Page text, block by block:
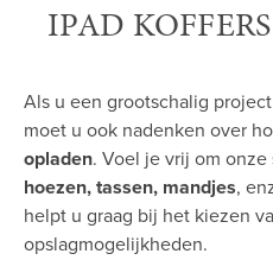
IPAD KOFFERS
Als u een grootschalig
moet u ook nadenken over
opladen. Voel je vrij om
hoezen, tassen, mandjes,
helpt u graag bij het kiezen
opslagmogelijkheden.